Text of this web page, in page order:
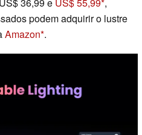
podem adquirir o lustre
Amazon .